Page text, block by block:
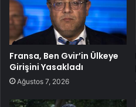
Fransa, Ben Gvir’in Ülkeye
Girişini Yasakladı
Ağustos 7, 2026